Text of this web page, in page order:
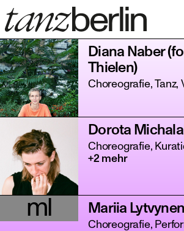
Diana Naber
Thielen)
Choreografie, Tanz,
Dorota
Choreografie,
+2 mehr
ml Mariia
Choreografie,